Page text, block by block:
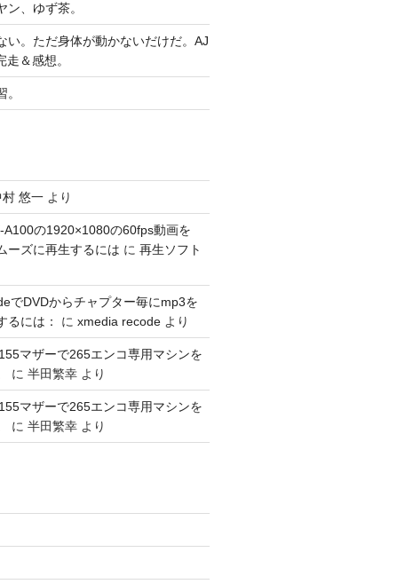
ン、ゆず茶。
い。ただ身体が動かないだけだ。AJ
＆感想。
村 悠一より
A100の1920×1080の60fps動画を
ーズに再生するには に 再生ソフト
でDVDからチャプター毎にmp3を
るには：
に xmedia recodeより
マザーで265エンコ専用マシンを
に 半田繁幸より
マザーで265エンコ専用マシンを
に 半田繁幸より